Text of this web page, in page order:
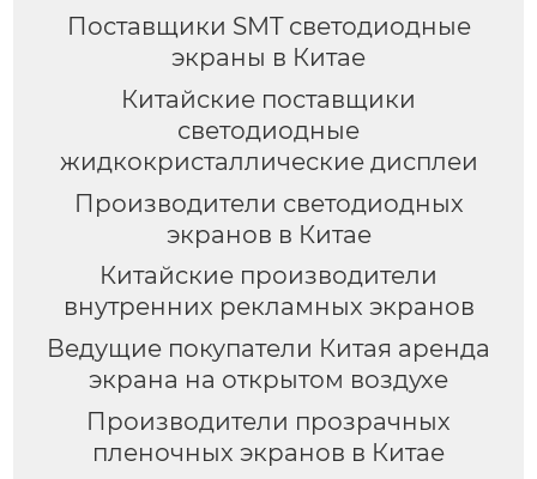
Поставщики SMT светодиодные
экраны в Китае
Китайские поставщики
светодиодные
жидкокристаллические дисплеи
Производители светодиодных
экранов в Китае
Китайские производители
внутренних рекламных экранов
Ведущие покупатели Китая аренда
экрана на открытом воздухе
Производители прозрачных
пленочных экранов в Китае